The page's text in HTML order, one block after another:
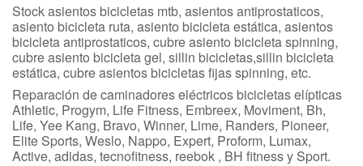
Stock asientos bicicletas mtb, asientos antiprostaticos,
asiento bicicleta ruta, asiento bicicleta estática, asientos
bicicleta antiprostaticos, cubre asiento bicicleta spinning,
cubre asiento bicicleta gel, sillin bicicletas,sillin bicicleta
estática, cubre asientos bicicletas fijas spinning, etc.
Reparación de caminadores eléctricos bicicletas elípticas
Athletic, Progym, Life Fitness, Embreex, Moviment, Bh,
Life, Yee Kang, Bravo, Winner, Lime, Randers, Pioneer,
Elite Sports, Weslo, Nappo, Expert, Proform, Lumax,
Active, adidas, tecnofitness, reebok , BH fitness y Sport.